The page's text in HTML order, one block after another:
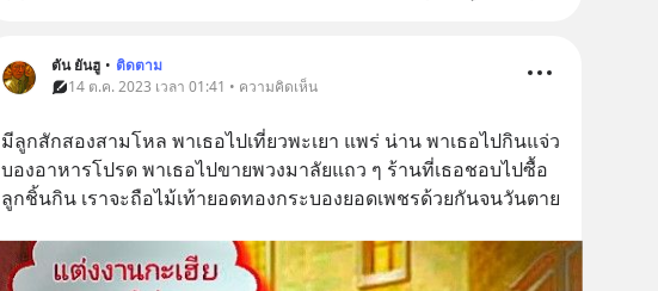
ตัน ยันฮู • ติดตาม
14 ต.ค. 2023 เวลา 01:41 • ความคิดเห็น
มีลูกสักสองสามโหล พาเธอไปเที่ยวพะเยา แพร่ น่าน พาเธอไปกินแจ่ว
บองอาหารโปรด พาเธอไปขายพวงมาลัยแถว ๆ ร้านที่เธอชอบไปซื้อ
ลูกชิ้นกิน เราจะถือไม้เท้ายอดทองกระบองยอดเพชรด้วยกันจนวันตาย